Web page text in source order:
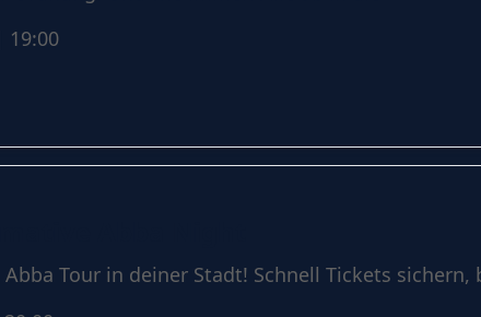
19:00
Tour in deiner Stadt! Schnell Tickets